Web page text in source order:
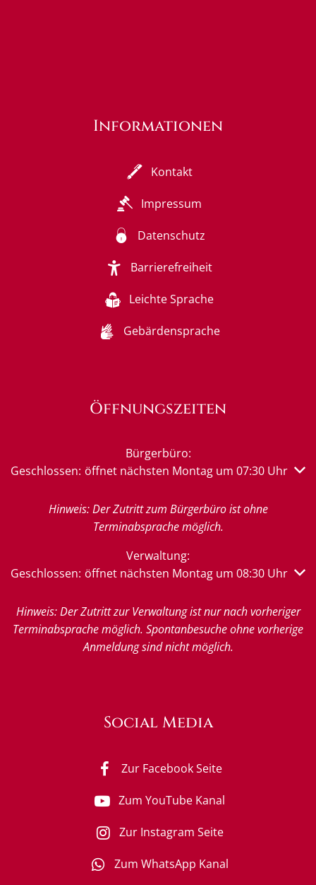
Informationen
Kontakt
Impressum
Datenschutz
Barrierefreiheit
Leichte Sprache
Gebärdensprache
Öffnungszeiten
Bürgerbüro:
Klicken, um weitere Öffnungs- oder Schließzeiten
Geschlossen: öffnet nächsten Montag um 07:30 Uhr
Hinweis: Der Zutritt zum Bürgerbüro ist ohne
Terminabsprache möglich.
Verwaltung:
Klicken, um weitere Öffnungs- oder Schließzeiten
Geschlossen: öffnet nächsten Montag um 08:30 Uhr
Hinweis: Der Zutritt zur Verwaltung ist nur nach vorheriger
Terminabsprache möglich. Spontanbesuche ohne vorherige
Anmeldung sind nicht möglich.
Social Media
Zur Facebook Seite
Zum YouTube Kanal
Zur Instagram Seite
Zum WhatsApp Kanal